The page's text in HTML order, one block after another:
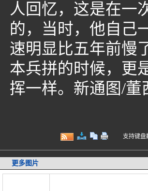
人回忆，这是在一
的，当时，他自己
速明显比五年前慢
本兵拼的时候，更
挥一样。新通图/董
支持键盘
更多图片